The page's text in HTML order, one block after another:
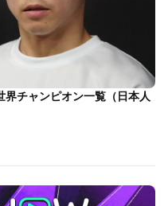
界チャンピオン一覧（日本人